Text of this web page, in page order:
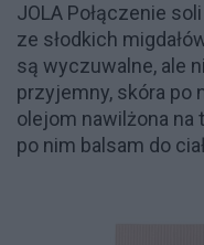
JOLA Połączenie
ze słodkich
są wyczuwalne, ale
przyjemny, skóra po
olejom nawilżona na
po nim balsam do